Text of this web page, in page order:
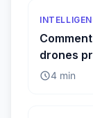
drones
menaces
4 min